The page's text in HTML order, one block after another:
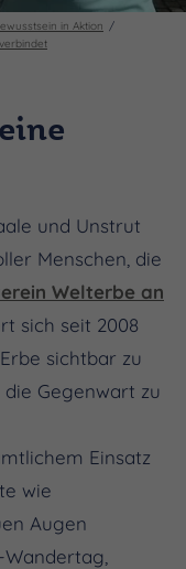
in Aktion
und Unstrut
Menschen, die
Welterbe an
sich seit 2008
sichtbar zu
Gegenwart zu
Einsatz
wie
Augen